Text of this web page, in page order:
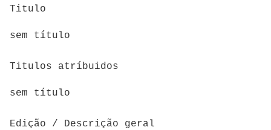
Titulo
sem título
Titulos atríbuidos
sem título
Edição / Descrição geral